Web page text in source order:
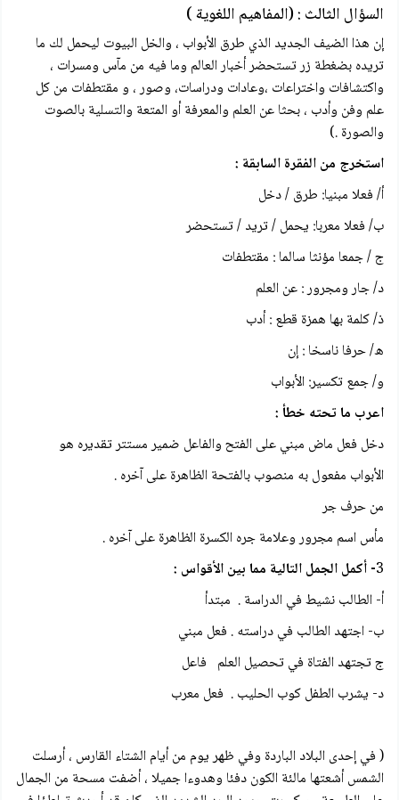
السؤال الثالث : (المفاهيم اللغوية )
إن هذا الضيف الجديد الذي طرق الأبواب ، والخل البيوت ليحمل لك ما
تريده بضغطة زر تستحضر أخبار العالم وما فيه من مآس ومسرات ،
واكتشافات واختراعات ،وعادات ودراسات، وصور ، و مقتطفات من كل
علم وفن وأدب ، بحثا عن العلم والمعرفة أو المتعة والتسلية بالصوت
والصورة .)
استخرج من الفقرة السابقة :
أ/ فعلا مبنيا: طرق / دخل
ب/ فعلا معربا: يحمل / تريد / تستحضر
ج / جمعا مؤنثا سالما : مقتطفات
د/ جار ومجرور : عن العلم
ذ/ كلمة بها همزة قطع : أدب
ه/ حرفا ناسخا : إن
و/ جمع تكسير: الأبواب
اعرب ما تحته خطأ :
دخل فعل ماض مبني على الفتح والفاعل ضمير مستتر تقديره هو
الأبواب مفعول به منصوب بالفتحة الظاهرة على آخره .
من حرف جر
مأس اسم مجرور وعلامة جره الكسرة الظاهرة على آخره .
3- أكمل الجمل التالية مما بين الأقواس :
أ- الطالب نشيط في الدراسة . مبتدأ
ب- اجتهد الطالب في دراسته . فعل مبني
ج تجتهد الفتاة في تحصيل العلم فاعل
د- يشرب الطفل كوب الحليب . فعل معرب
( في إحدى البلاد الباردة وفي ظهر يوم من أيام الشتاء القارس ، أرسلت
الشمس أشعتها مالئة الكون دفئا وهدوءا جميلا ، أضفت مسحة من الجمال